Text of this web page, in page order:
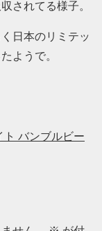
されてる様子。
日本のリミテッ
ようで。
ト バンブルビー